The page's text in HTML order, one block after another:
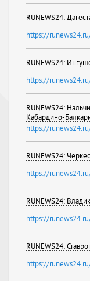
RUNEWS24:
https://
RUNEWS24:
https://
RUNEWS24:
Кабардино-
https://
RUNEWS24:
https://
RUNEWS24:
https://
RUNEWS24:
https://